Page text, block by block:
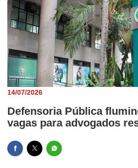
14/07/2026
Defensoria Pública
vagas para advogados